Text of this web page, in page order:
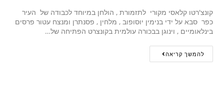
קונצ'רטו קלאסי מקורי לתזמורת , הולחן במיוחד לכבודה של העיר
כפר סבא על ידי בנימין יוסופוב , מלחין , פסנתרן ומנצח עטור פרסים
בינלאומיים , וינוגן בבכורה עולמית בקונצרט הפתיחה של…
להמשך קריאה